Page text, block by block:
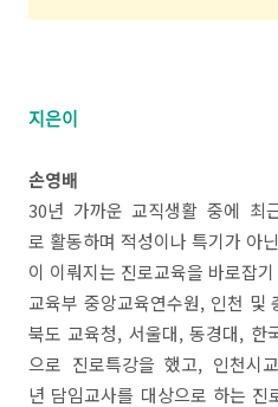
지은이
손영배
30년 가까운 교직생활 중에 최
로 활동하며 적성이나 특기가 아
이 이뤄지는 진로교육을 바로잡
교육부 중앙교육연수원, 인천 및
북도 교육청, 서울대, 동경대, 한
으로 진로특강을 했고, 인천시
년 담임교사를 대상으로 하는 진